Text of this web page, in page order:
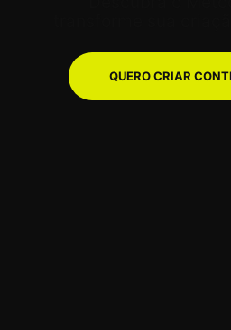
QUERO CRIAR